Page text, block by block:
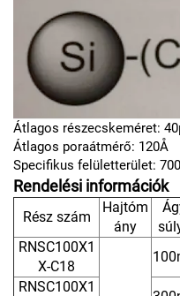
Átlagos részecskeméret:
Átlagos poraátmérő: 120Å
Specifikus felületterület:
Rendelési információk
Rész szám
Hajtóm
ány
RNSC100X1
X-C18
RNSC100X1